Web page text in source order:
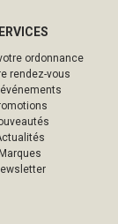
ordonnance
rendez-vous
Marques